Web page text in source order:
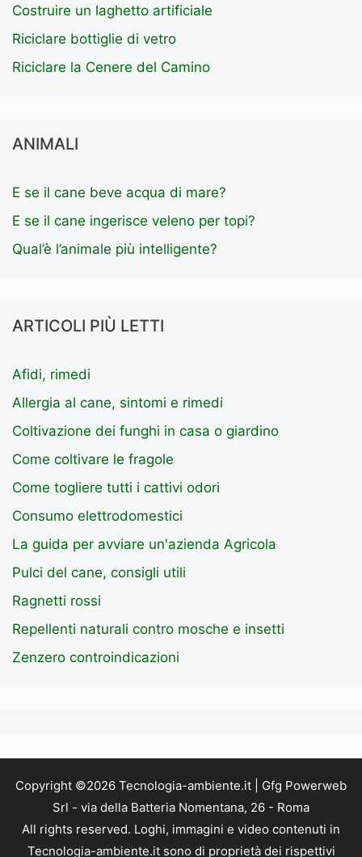
Costruire un laghetto artificiale
Riciclare bottiglie di vetro
Riciclare la Cenere del Camino
ANIMALI
E se il cane beve acqua di mare?
E se il cane ingerisce veleno per topi?
Qual’è l’animale più intelligente?
ARTICOLI PIÙ LETTI
Afidi, rimedi
Allergia al cane, sintomi e rimedi
Coltivazione dei funghi in casa o giardino
Come coltivare le fragole
Come togliere tutti i cattivi odori
Consumo elettrodomestici
La guida per avviare un'azienda Agricola
Pulci del cane, consigli utili
Ragnetti rossi
Repellenti naturali contro mosche e insetti
Zenzero controindicazioni
Copyright ©2026 Tecnologia-ambiente.it | Gfg Powerweb
Srl - via della Batteria Nomentana, 26 - Roma
All rights reserved. Loghi, immagini e video contenuti in
Tecnologia-ambiente.it sono di proprietà dei rispettivi